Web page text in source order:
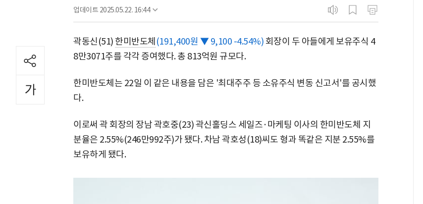
업데이트 2025.05.22. 16:44
곽동신(51) 한미반도체 (191,400원 ▼ 9,100 -4.54%) 회장이 두 아들에게 보유주식 4
8만3071주를 각각 증여했다. 총 813억원 규모다.
한미반도체는 22일 이 같은 내용을 담은 '최대주주 등 소유주식 변동 신고서'를 공시했
다.
이로써 곽 회장의 장남 곽호중(23) 곽신홀딩스 세일즈·마케팅 이사의 한미반도체 지
분율은 2.55%(246만992주)가 됐다. 차남 곽호성(18)씨도 형과 똑같은 지분 2.55%를
보유하게 됐다.